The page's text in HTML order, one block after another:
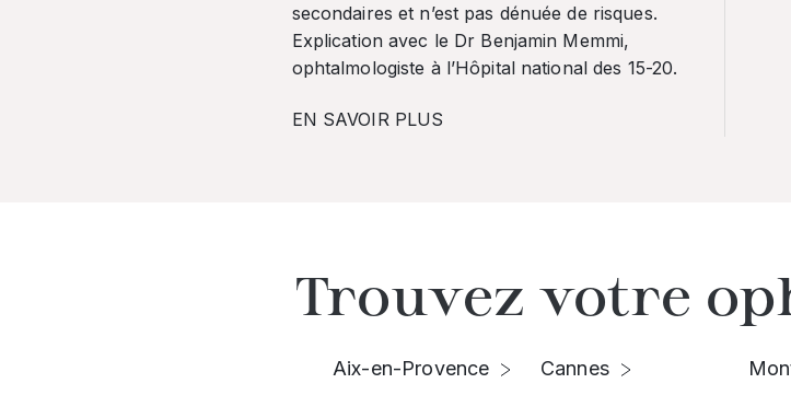
secondaires et n’est pas dénuée de risques.
Explication avec le Dr Benjamin Memmi,
ophtalmologiste à l’Hôpital national des 15-20.
EN SAVOIR PLUS
Trouvez votre
Aix-en-Provence
Cannes